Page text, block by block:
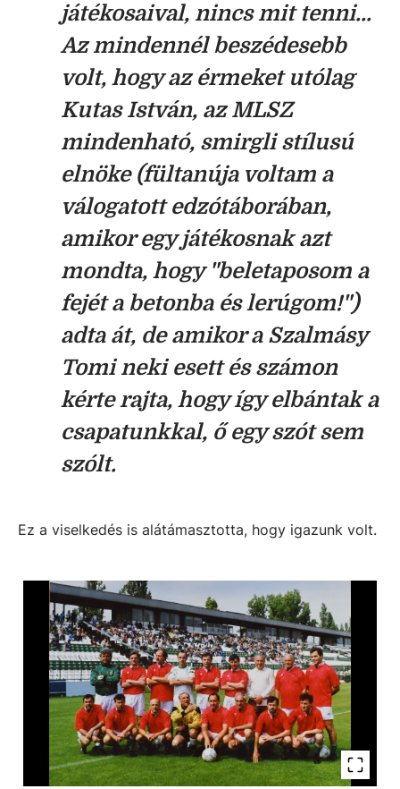
játékosaival, nincs mit tenni...
Az mindennél beszédesebb
volt, hogy az érmeket utólag
Kutas István, az MLSZ
mindenható, smirgli stílusú
elnöke (fültanúja voltam a
válogatott edzótáborában,
amikor egy játékosnak azt
mondta, hogy "beletaposom a
fejét a betonba és lerúgom!")
adta át, de amikor a Szalmásy
Tomi neki esett és számon
kérte rajta, hogy így elbántak a
csapatunkkal, ő egy szót sem
szólt.
Ez a viselkedés is alátámasztotta, hogy igazunk volt.